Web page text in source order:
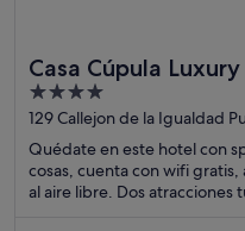
Casa Cúpula
4
out
of
5
129 Callejon de la Igualdad
Quédate en este hotel con
cosas, cuenta con wifi
al aire libre. Dos atracciones